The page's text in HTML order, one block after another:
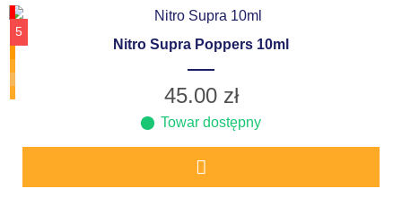
5
Nitro Supra Poppers 10ml
45.00 zł
Towar dostępny